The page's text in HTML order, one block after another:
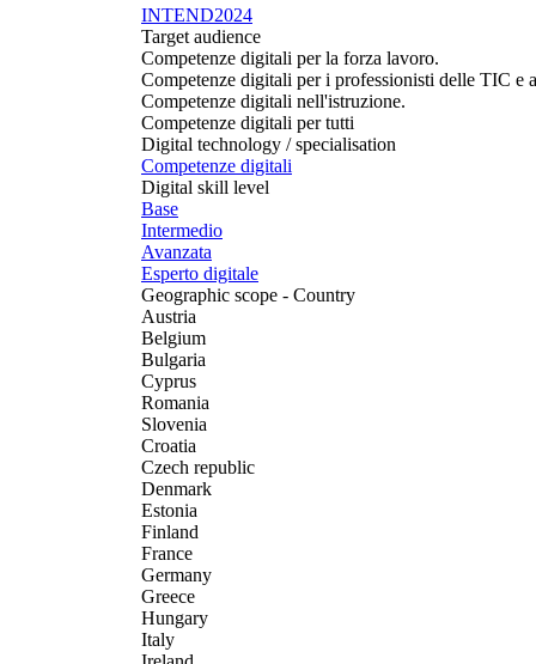
INTEND2024
Target audience
Competenze digitali per la forza lavoro.
Competenze digitali per i professionisti delle TIC e
Competenze digitali nell'istruzione.
Competenze digitali per tutti
Digital technology / specialisation
Competenze digitali
Digital skill level
Base
Intermedio
Avanzata
Esperto digitale
Geographic scope - Country
Austria
Belgium
Bulgaria
Cyprus
Romania
Slovenia
Croatia
Czech republic
Denmark
Estonia
Finland
France
Germany
Greece
Hungary
Italy